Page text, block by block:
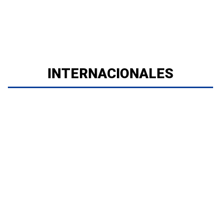
INTERNACIONALES